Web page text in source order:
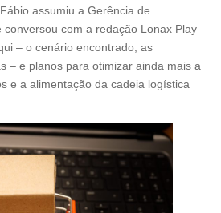
assumiu a Gerência de
conversou com a redação Lonax Play
– o cenário encontrado, as
– e planos para otimizar ainda mais a
e a alimentação da cadeia logística